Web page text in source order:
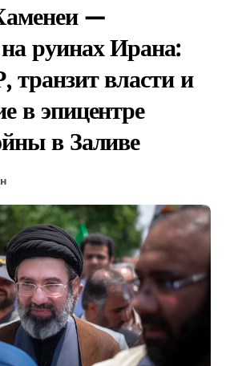
—
руинах Ирана:
власти и
в эпицентре
в Заливе